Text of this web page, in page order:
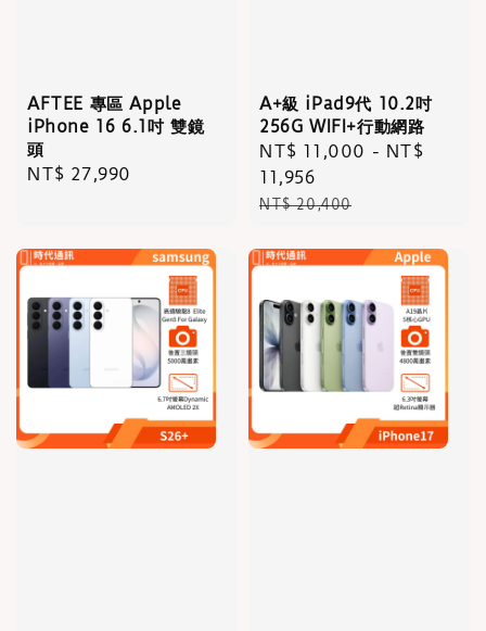
AFTEE 專區 Apple
iPhone 16 6.1吋 雙鏡
頭
Regular
NT$ 27,990
A+級 iPad9代 10.2吋
256G WIFI+行動網路
Sale
price
NT$ 11,000 - NT$
11,956
Regular
NT$ 20,400